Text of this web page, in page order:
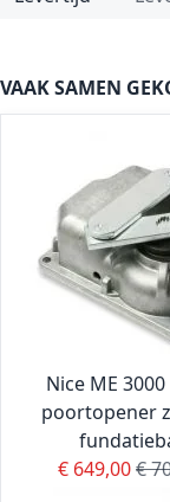
VAAK SAMEN
Nice ME 3000
poortopener
Special Price
€ 649,00€